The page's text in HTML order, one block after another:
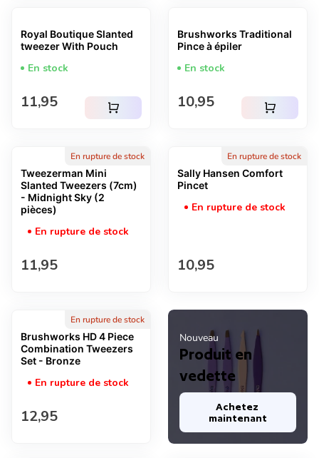
Nouveau
Produit en
vedette
Achetez
maintenant
Royal Boutique Slanted
tweezer With Pouch
En stock
Prix normal
11,95 shopping_cart
Brushworks Traditional
Pince à épiler
En stock
Prix normal
10,95 shopping_cart
En rupture de stock
Tweezerman Mini
Slanted Tweezers (7cm)
- Midnight Sky (2
pièces)
En rupture de stock
Prix normal
11,95
En rupture de stock
Sally Hansen Comfort
Pincet
En rupture de stock
Prix normal
10,95
En rupture de stock
Brushworks HD 4 Piece
Combination Tweezers
Set - Bronze
En rupture de stock
Prix normal
12,95